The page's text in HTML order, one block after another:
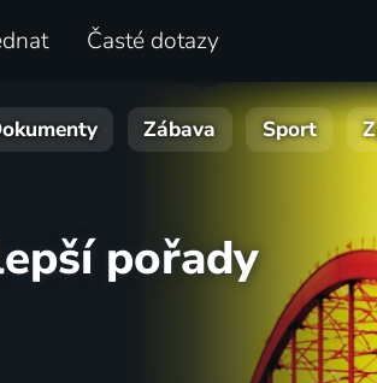
Časté dotazy
Zábava Sport
pořady